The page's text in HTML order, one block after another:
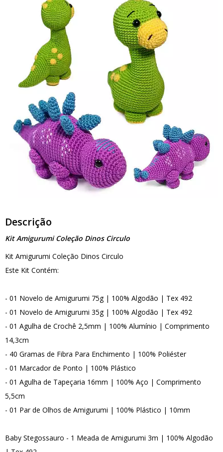
Descrição
Kit Amigurumi Coleção Dinos Circulo
Kit Amigurumi Coleção Dinos Circulo
Este Kit Contém:
- 01 Novelo de Amigurumi 75g | 100% Algodão | Tex 492
- 01 Novelo de Amigurumi 35g | 100% Algodão | Tex 492
- 01 Agulha de Crochê 2,5mm | 100% Alumínio | Comprimento
14,3cm
- 40 Gramas de Fibra Para Enchimento | 100% Poliéster
- 01 Marcador de Ponto | 100% Plástico
- 01 Agulha de Tapeçaria 16mm | 100% Aço | Comprimento
5,5cm
- 01 Par de Olhos de Amigurumi | 100% Plástico | 10mm
Baby Stegossauro - 1 Meada de Amigurumi 3m | 100% Algodão